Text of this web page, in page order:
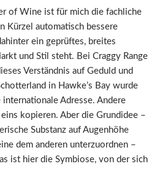
of Wine ist für mich die fachliche
Kürzel automatisch bessere
ein geprüftes, breites
und Stil steht. Bei Craggy Range
Verständnis auf Geduld und
in Hawke’s Bay wurde
Adresse. Andere
kopieren. Aber die Grundidee –
Substanz auf Augenhöhe
dem anderen unterzuordnen –
ist hier die Symbiose, von der sich